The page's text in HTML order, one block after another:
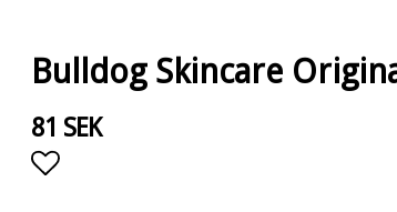
Bulldog Skincare
81 SEK